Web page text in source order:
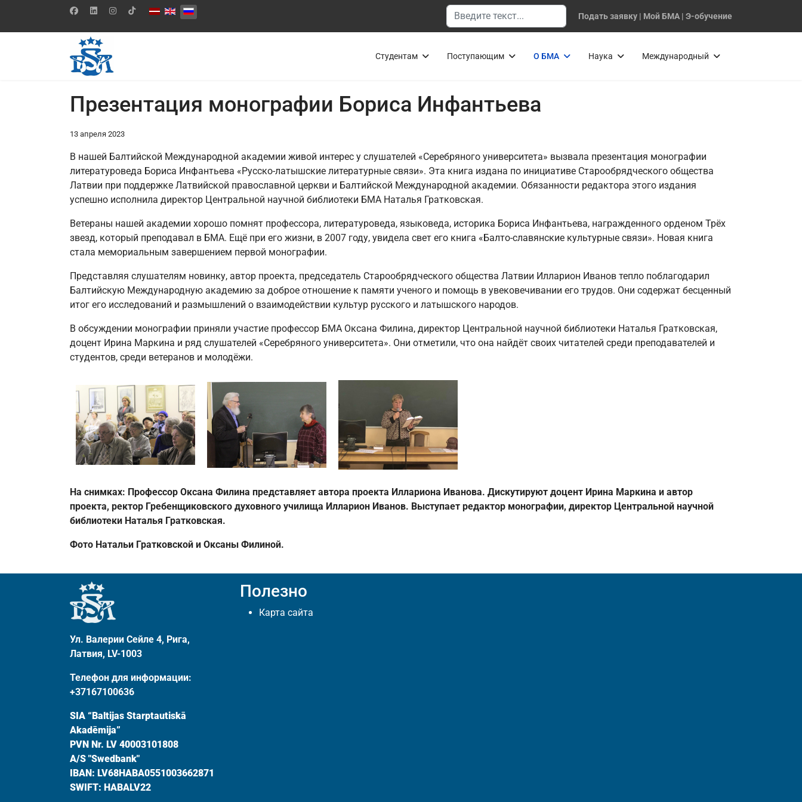
Выберите язык Поиск
Подать заявку | Мой БМА | Э-обучение
Студентам Поступающим О БМА Наука Международный
Презентация монографии Бориса Инфантьева
13 апреля 2023
В нашей Балтийской Международной академии живой интерес у слушателей «Серебряного университета» вызвала презентация монографии
литературоведа Бориса Инфантьева «Русско-латышские литературные связи». Эта книга издана по инициативе Старообрядческого общества
Латвии при поддержке Латвийской православной церкви и Балтийской Международной академии. Обязанности редактора этого издания
успешно исполнила директор Центральной научной библиотеки БМА Наталья Гратковская.
Ветераны нашей академии хорошо помнят профессора, литературоведа, языковеда, историка Бориса Инфантьева, награжденного орденом Трёх
звезд, который преподавал в БМА. Ещё при его жизни, в 2007 году, увидела свет его книга «Балто-славянские культурные связи». Новая книга
стала мемориальным завершением первой монографии.
Представляя слушателям новинку, автор проекта, председатель Старообрядческого общества Латвии Илларион Иванов тепло поблагодарил
Балтийскую Международную академию за доброе отношение к памяти ученого и помощь в увековечивании его трудов. Они содержат бесценный
итог его исследований и размышлений о взаимодействии культур русского и латышского народов.
В обсуждении монографии приняли участие профессор БМА Оксана Филина, директор Центральной научной библиотеки Наталья Гратковская,
доцент Ирина Маркина и ряд слушателей «Серебряного университета». Они отметили, что она найдёт своих читателей среди преподавателей и
студентов, среди ветеранов и молодёжи.
На снимках: Профессор Оксана Филина представляет автора проекта Иллариона Иванова. Дискутируют доцент Ирина Маркина и автор
проекта, ректор Гребенщиковского духовного училища Илларион Иванов. Выступает редактор монографии, директор Центральной научной
библиотеки Наталья Гратковская.
Фото Натальи Гратковской и Оксаны Филиной.
Ул. Валерии Сейле 4, Рига,
Латвия, LV-1003
Телефон для информации:
+37167100636
SIA “Baltijas Starptautiskā
Akadēmija”
PVN Nr. LV 40003101808
A/S "Swedbank"
IBAN: LV68HABA0551003662871
SWIFT: HABALV22
Полезно
Карта сайта